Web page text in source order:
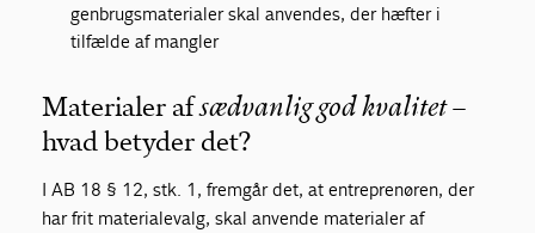
genbrugsmaterialer skal anvendes, der hæfter i
tilfælde af mangler
Materialer afsædvanlig god kvalitet–
hvad betyder det?
I AB 18 § 12, stk. 1, fremgår det, at entreprenøren, der
har frit materialevalg, skal anvende materialer af